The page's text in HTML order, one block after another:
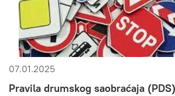
07.01.2025
Pravila drumskog saobraćaja